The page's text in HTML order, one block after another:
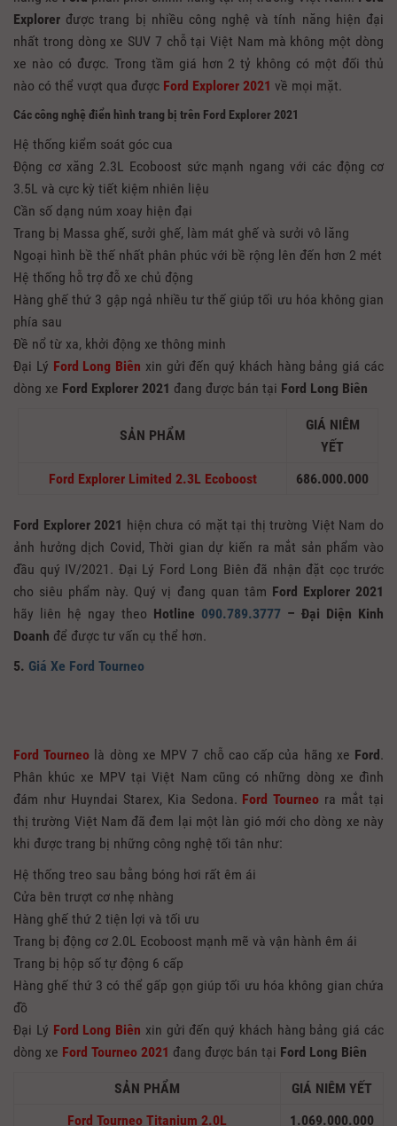
Explorer được trang bị nhiều công nghệ và tính năng hiện đại
nhất trong dòng xe SUV 7 chỗ tại Việt Nam mà không một dòng
xe nào có được. Trong tầm giá hơn 2 tỷ không có một đối thủ
nào có thể vượt qua được Ford Explorer 2021 về mọi mặt.
Các công nghệ điển hình trang bị trên Ford Explorer 2021
Hệ thống kiểm soát góc cua
Động cơ xăng 2.3L Ecoboost sức mạnh ngang với các động cơ
3.5L và cực kỳ tiết kiệm nhiên liệu
Cần số dạng núm xoay hiện đại
Trang bị Massa ghế, sưởi ghế, làm mát ghế và sưởi vô lăng
Ngoại hình bề thế nhất phân phúc với bề rộng lên đến hơn 2 mét
Hệ thống hỗ trợ đỗ xe chủ động
Hàng ghế thứ 3 gập ngả nhiều tư thế giúp tối ưu hóa không gian
phía sau
Đề nổ từ xa, khởi động xe thông minh
Đại Lý Ford Long Biên xin gửi đến quý khách hàng bảng giá các
dòng xe Ford Explorer 2021 đang được bán tại Ford Long Biên
SẢN PHẨM
GIÁ NIÊM
YẾT
Ford Explorer Limited 2.3L Ecoboost
686.000.000
Ford Explorer 2021 hiện chưa có mặt tại thị trường Việt Nam do
ảnh hưởng dịch Covid, Thời gian dự kiến ra mắt sản phẩm vào
đầu quý IV/2021. Đại Lý Ford Long Biên đã nhận đặt cọc trước
cho siêu phẩm này. Quý vị đang quan tâm Ford Explorer 2021
hãy liên hệ ngay theo Hotline 090.789.3777 – Đại Diện Kinh
Doanh để được tư vấn cụ thể hơn.
5. Giá Xe Ford Tourneo
Ford Tourneo là dòng xe MPV 7 chỗ cao cấp của hãng xe Ford.
Phân khúc xe MPV tại Việt Nam cũng có những dòng xe đình
đám như Huyndai Starex, Kia Sedona. Ford Tourneo ra mắt tại
thị trường Việt Nam đã đem lại một làn gió mới cho dòng xe này
khi được trang bị những công nghệ tối tân như:
Hệ thống treo sau bằng bóng hơi rất êm ái
Cửa bên trượt cơ nhẹ nhàng
Hàng ghế thứ 2 tiện lợi và tối ưu
Trang bị động cơ 2.0L Ecoboost mạnh mẽ và vận hành êm ái
Trang bị hộp số tự động 6 cấp
Hàng ghế thứ 3 có thể gấp gọn giúp tối ưu hóa không gian chứa
đồ
Đại Lý Ford Long Biên xin gửi đến quý khách hàng bảng giá các
dòng xe Ford Tourneo 2021 đang được bán tại Ford Long Biên
SẢN PHẨM
GIÁ NIÊM YẾT
Ford Tourneo Titanium 2.0L
1.069.000.000